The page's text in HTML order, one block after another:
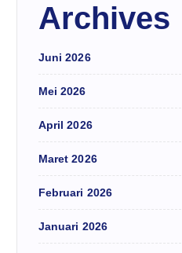
Archives
Juni 2026
Mei 2026
April 2026
Maret 2026
Februari 2026
Januari 2026